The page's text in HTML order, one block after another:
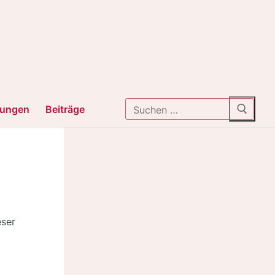
Beiträge
Suchen
nach: